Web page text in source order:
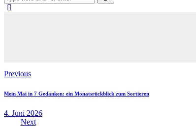
Beitragsnavigation
Previous
Mein Mai in 7 Gedanken: ein Monatsrückblick zum Sortieren
4. Juni 2026
Next